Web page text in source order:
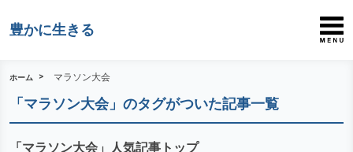
豊かに生きる
ホーム マラソン大会
「マラソン大会」のタグがついた記事一覧
「マラソン大会」人気記事トップ